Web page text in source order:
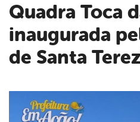
Quadra Toca da Lagoa é
inaugurada
de Santa